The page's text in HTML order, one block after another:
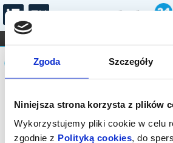
Zgoda Szczegóły
Niniejsza strona korzysta z plików
Wykorzystujemy pliki cookie w celu
zgodnie z Polityką cookies, do
FILHARMONIA OPERA I BALET
DLA DZIECI
Komunikat
Seans wyprzedany.